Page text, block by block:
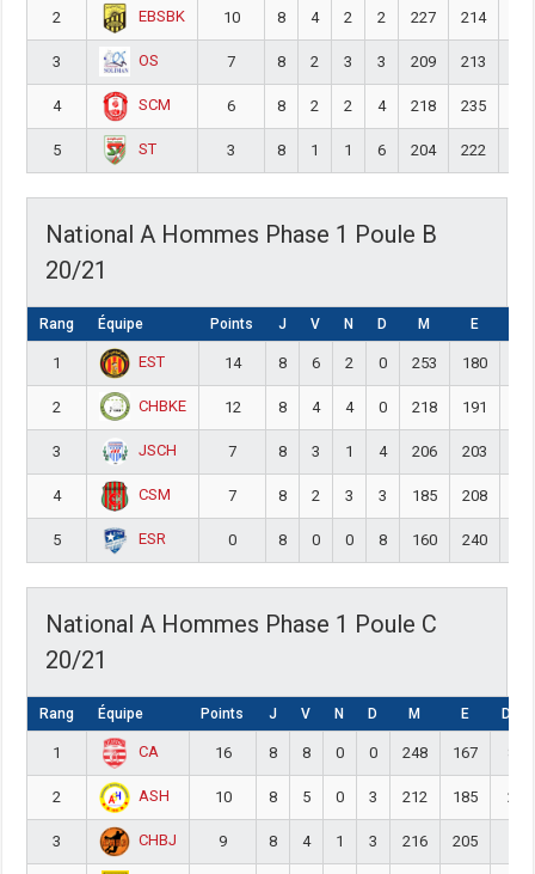
2 EBSBK 10 8 4 2 2 227 214
3 OS 7 8 2 3 3 209 213
4 SCM 6 8 2 2 4 218 235
5 ST 3 8 1 1 6 204 222
National A Hommes Phase 1 Poule B
20/21
Rang Équipe Points J V N D M E
1 EST 14 8 6 2 0 253 180
2 CHBKE 12 8 4 4 0 218 191
3 JSCH 7 8 3 1 4 206 203
4 CSM 7 8 2 3 3 185 208
5 ESR 0 8 0 0 8 160 240
National A Hommes Phase 1 Poule C
20/21
Rang Équipe Points J V N D M E DIFF
1 CA 16 8 8 0 0 248 167 81
2 ASH 10 8 5 0 3 212 185 27
3 CHBJ 9 8 4 1 3 216 205